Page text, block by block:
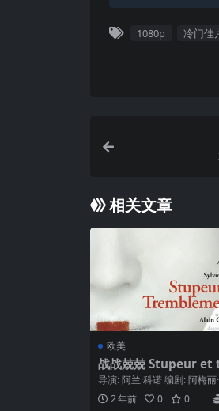
1080p 冷门佳
相关文章
欧美
战战兢兢 Stupeur et
mblements (2003)
导演: 阿兰·科诺 编剧: 阿梅丽
冬 / 阿兰·科诺 主演: 西尔维·泰
蒂...2 年前 0 0